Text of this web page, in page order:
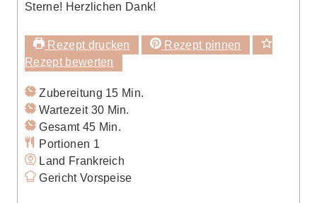
Sterne! Herzlichen Dank!
Rezept drucken
Rezept pinnen
Rezept bewerten
Zubereitung 15Minuten
Min.
Wartezeit 30Minuten
Min.
Gesamt 45Minuten
Min.
Portionen 1
Land Frankreich
Gericht Vorspeise